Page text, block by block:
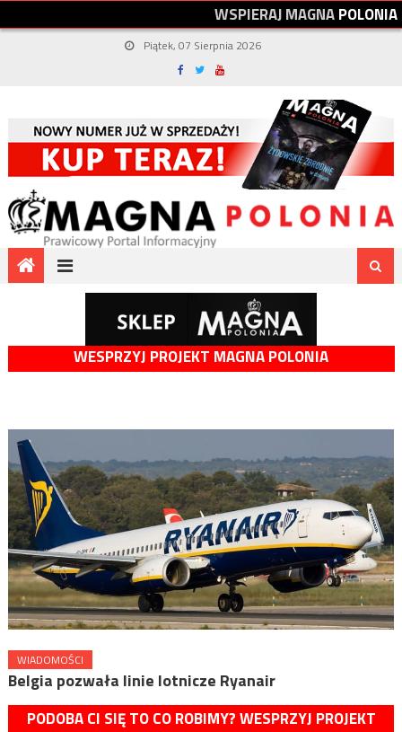
WSPIERAJMAGNAPOLONIA
Piątek, 07 Sierpnia 2026
WESPRZYJ PROJEKT MAGNA POLONIA
WIADOMOŚCI
Belgia pozwała linie lotnicze Ryanair
PODOBA CI SIĘ TO CO ROBIMY? WESPRZYJ PROJEKT